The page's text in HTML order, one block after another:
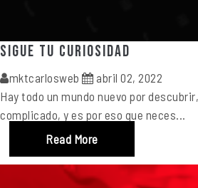
Sigue tu curiosidad
mktcarlosweb
abril 02, 2022
Hay todo un mundo nuevo por
complicado, y es por eso que neces...
Read More